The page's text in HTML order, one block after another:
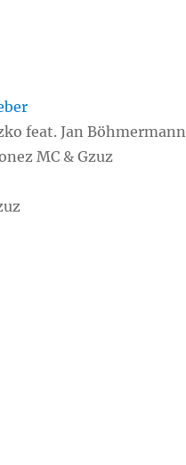
feat. Jan Böhmermann
MC & Gzuz